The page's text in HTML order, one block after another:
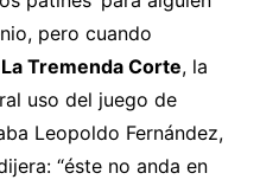
pero cuando
La Tremenda Corte, la
uso del juego de
Leopoldo Fernández,
“éste no anda en